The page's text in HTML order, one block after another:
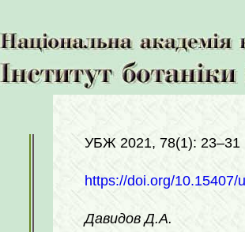
УБЖ 2021, 78(1): 23–31
https://doi.org/10.15407/
Давидов Д.А.